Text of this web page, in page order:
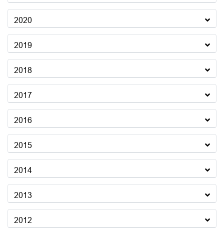
2020
2019
2018
2017
2016
2015
2014
2013
2012